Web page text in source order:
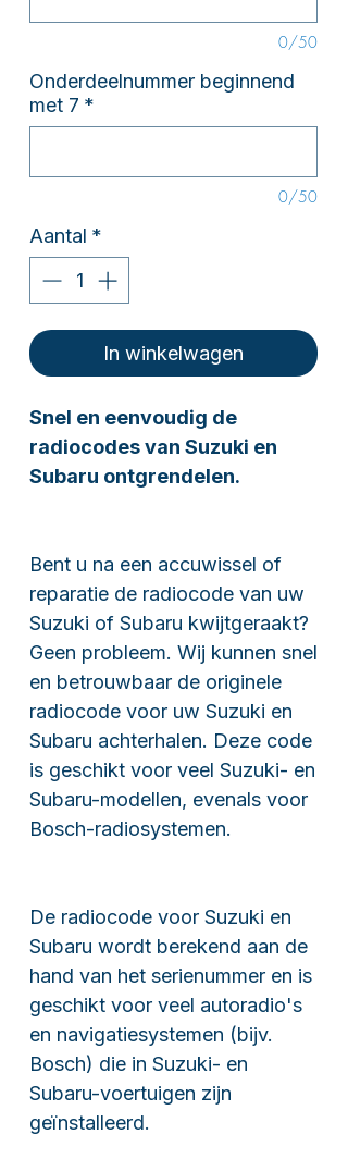
0/50
Onderdeelnummer beginnend
met 7 *
0/50
Aantal *
In winkelwagen
Snel en eenvoudig de
radiocodes van Suzuki en
Subaru ontgrendelen.
Bent u na een accuwissel of
reparatie de radiocode van uw
Suzuki of Subaru kwijtgeraakt?
Geen probleem. Wij kunnen snel
en betrouwbaar de originele
radiocode voor uw Suzuki en
Subaru achterhalen. Deze code
is geschikt voor veel Suzuki- en
Subaru-modellen, evenals voor
Bosch-radiosystemen.
De radiocode voor Suzuki en
Subaru wordt berekend aan de
hand van het serienummer en is
geschikt voor veel autoradio's
en navigatiesystemen (bijv.
Bosch) die in Suzuki- en
Subaru-voertuigen zijn
geïnstalleerd.